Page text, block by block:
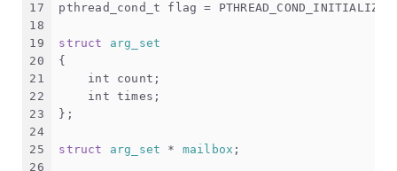
17
18
19
20
21
22
23
24
25
26
pthread_cond_t flag =
struct
arg_set
{
int count;
int times;
};
struct arg_set * mailbox ;